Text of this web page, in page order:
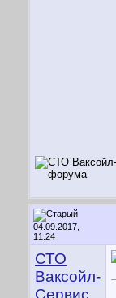
04.09.2017,
11:24
СТО
Ваксойл-
Сервис